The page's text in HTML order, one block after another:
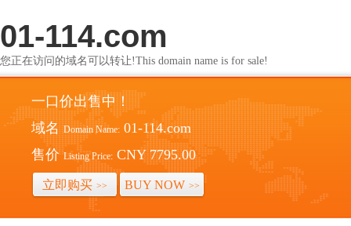
01-114.com
您正在访问的域名可以转让!This domain name is for sale!
一口价出售中！
域名 Domain Name: 01-114.com
售价 Listing Price: CNY 7795.00
立即购买 >> BUY NOW >>